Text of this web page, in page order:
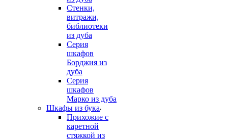
Стенки,
витражи,
библиотеки
из дуба
Серия
шкафов
Борджия из
дуба
Серия
шкафов
Марко из дуба
Шкафы из бука
Прихожие с
каретной
стяжкой из